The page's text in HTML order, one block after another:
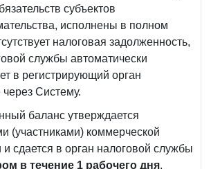
субъектов
исполнены в полном
налоговая задолженность,
службы автоматически
в регистрирующий орган
Систему.
баланс утверждается
(участниками) коммерческой
и сдается в орган налоговой службы
в течение 1 рабочего дня.